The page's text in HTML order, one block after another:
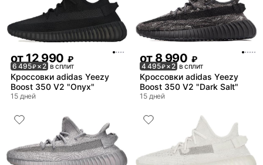
от12 990 ₽
6 495₽× 2 в сплит
Кроссовки adidas Yeezy
Boost 350 V2 "Onyx"
15 дней
от8 990 ₽
4 495₽× 2 в сплит
Кроссовки adidas Yeezy
Boost 350 V2 "Dark Salt"
15 дней